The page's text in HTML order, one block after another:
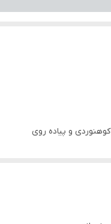
و پیاده روی
بگیرید 🙏